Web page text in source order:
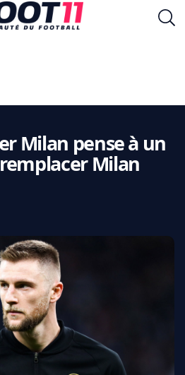
Milan pense à un
Milan